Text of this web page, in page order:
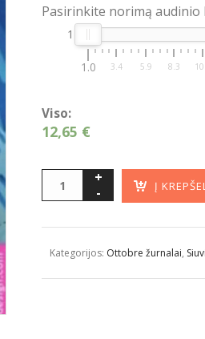
Pasirinkite norimą audinio
1.0 3.4 5.9 8.3
1
Viso:
12,65 €
Į
Kategorijos: Ottobre žurnalai,